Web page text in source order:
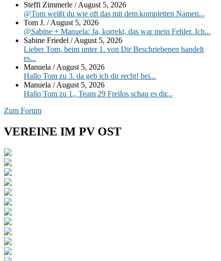
Widgetbereich
Steffi Zimmerle /August 5, 2026
@Tom weißt du wie oft das mit dem kompletten Namen...
Tom J. /August 5, 2026
@Sabine + Manuela: Ja, korrekt, das war mein Fehler. Ich...
Sabine Friedel /August 5, 2026
Lieber Tom, beim unter 1. von Dir Beschriebenen handelt
es...
Manuela /August 5, 2026
Hallo Tom zu 3. da geb ich dir recht! bei...
Manuela /August 5, 2026
Hallo Tom zu 1., Team 29 Freilos schau es dir...
Zum Forum
VEREINE IM PV OST